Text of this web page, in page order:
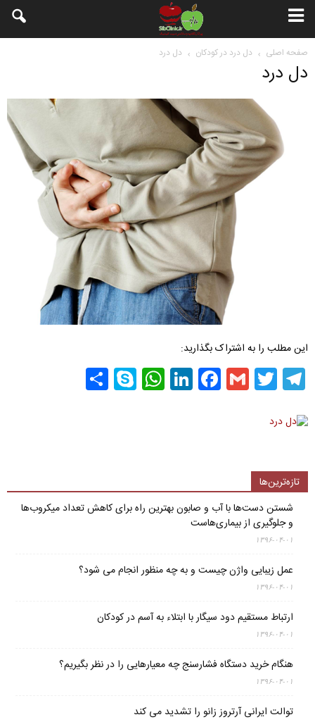
صفحه اصلی دل درد در کودکان دل درد
دل درد
این مطلب را به اشتراک بگذارید:
Telegram
Twitter
Gmail
Facebook
LinkedIn
WhatsApp
Skype
تازه‌ترین‌ها
شستن دست‌ها با آب و صابون بهترین راه برای کاهش تعداد میکروب‌ها
و جلوگیری از بیماری‌هاست
۱۳۹۶-۰۴-۰۱
عمل زیبایی واژن چیست و به چه منظور انجام می شود؟
۱۳۹۶-۰۴-۰۱
ارتباط مستقیم دود سیگار با ابتلاء به آسم در کودکان
۱۳۹۶-۰۴-۰۱
هنگام خرید دستگاه فشارسنج چه معیارهایی را در نظر بگیریم؟
۱۳۹۶-۰۴-۰۱
توالت ایرانی آرتروز زانو را تشدید می کند